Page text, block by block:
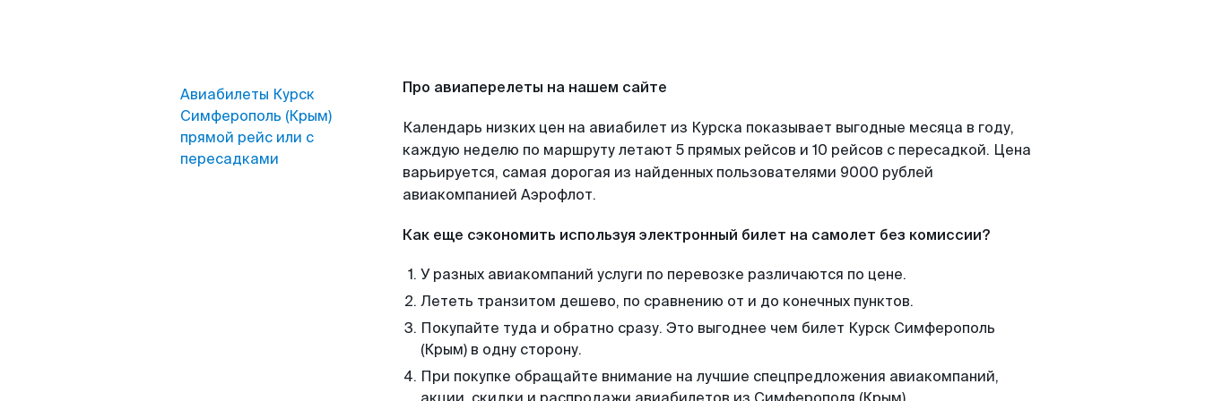
Авиабилеты Курск
Симферополь (Крым)
прямой рейс или с
пересадками
Про авиаперелеты на нашем сайте
Календарь низких цен на авиабилет из Курска показывает выгодные месяца в году,
каждую неделю по маршруту летают 5 прямых рейсов и 10 рейсов с пересадкой. Цена
варьируется, самая дорогая из найденных пользователями 9000 рублей
авиакомпанией Аэрофлот.
Как еще сэкономить используя электронный билет на самолет без комиссии?
У разных авиакомпаний услуги по перевозке различаются по цене.
Лететь транзитом дешево, по сравнению от и до конечных пунктов.
Покупайте туда и обратно сразу. Это выгоднее чем билет Курск Симферополь
(Крым) в одну сторону.
При покупке обращайте внимание на лучшие спецпредложения авиакомпаний,